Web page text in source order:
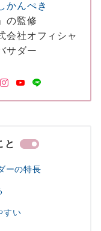
かんぺき
」の監修
会社オフィシャ
サダー
と
ーの特長
すい